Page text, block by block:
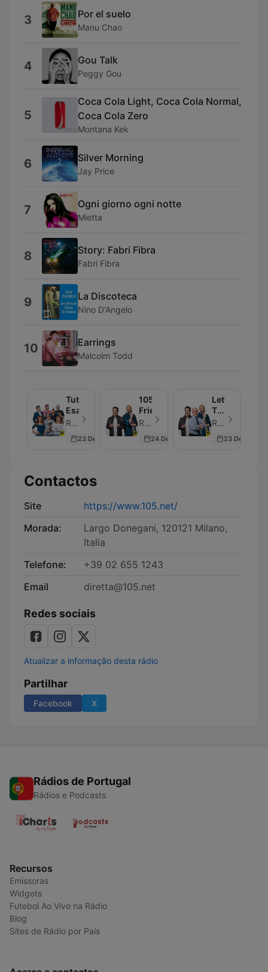
3 Por el suelo
Manu Chao
4 Gou Talk
Peggy Gou
5
Coca Cola Light, Coca Cola Normal,
Coca Cola Zero
Montana Kek
6 Silver Morning
Jay Price
7 Ogni giorno ogni notte
Mietta
8 Story: Fabri Fibra
Fabri Fibra
9 La Discoteca
Nino D'Angelo
10 Earrings
Malcolm Todd
Tutto
Esaurito
Radio 105 - Episódio 30
23 Dec 2025
105
Friends
Radio 105 - Episódio 30
24 Dec 2025
Let's
Talk
About
Radio 105 - Episódio 30
23 Dec 2025
Contactos
Site
https://www.105.net/
Morada:
Largo Donegani, 120121 Milano,
Italia
Telefone:
+39 02 655 1243
Email
diretta@105.net
Redes sociais
Atualizar a informação desta rádio
Partilhar
Facebook X
Rádios de Portugal
Rádios e Podcasts
Recursos
Emissoras
Widgets
Futebol Ao Vivo na Rádio
Blog
Sites de Rádio por País